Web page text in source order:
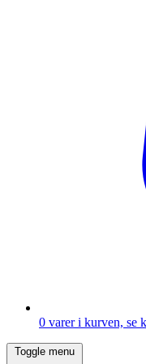
0 varer i kurven, se
Toggle menu